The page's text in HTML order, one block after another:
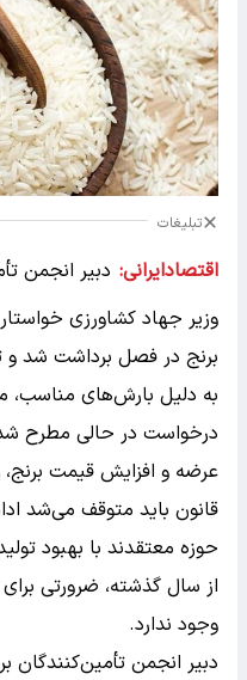
تبلیغات
اقتصادایرانی: دبیر انجمن
وزیر جهاد کشاورزی
برنج در فصل برداشت شد و
به دلیل بارش‌های مناسب،
درخواست در حالی مطرح
عرضه و افزایش قیمت
قانون باید متوقف می‌شد
حوزه معتقدند با بهبود
از سال گذشته، ضرورتی
وجود ندارد.
دبیر انجمن تأمین‌کنندگان